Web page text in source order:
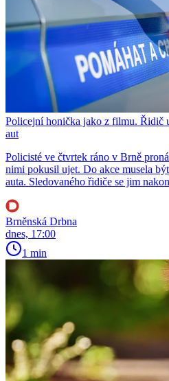
Policejní honička jako z filmu. Řidič
aut
Policisté ve čtvrtek ráno v Brně
nimi pokusil ujet. Do akce musela
auta. Sledovaného řidiče se jim
Brněnská Drbna
dnes, 17:00
1 min